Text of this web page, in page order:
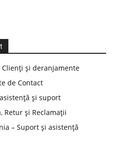
Clienți și deranjamente
de Contact
și suport
Retur și Reclamații
– Suport și asistență